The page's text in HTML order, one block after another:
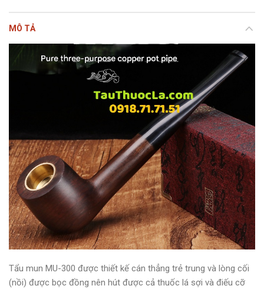
MÔ TẢ
Tẩu mun MU-300 được thiết kế cán thẳng trẻ trung và lòng cối
(nồi) được bọc đồng nên hút được cả thuốc lá sợi và điếu cỡ